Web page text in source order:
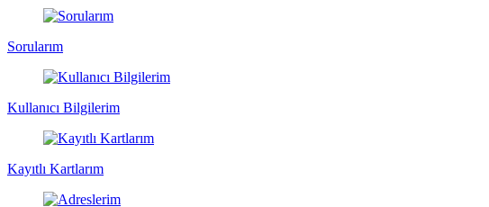
Sorularım
Kullanıcı Bilgilerim
Kayıtlı Kartlarım